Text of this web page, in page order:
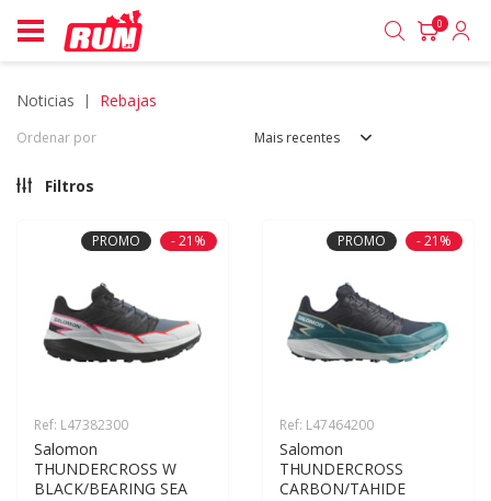
0
noticias rebajas
Ordenar por Mais recentes
Filtros
PROMO - 21%
Ref: L47382300
Salomon
THUNDERCROSS W
BLACK/BEARING SEA
PROMO - 21%
Ref: L47464200
Salomon
THUNDERCROSS
CARBON/TAHIDE